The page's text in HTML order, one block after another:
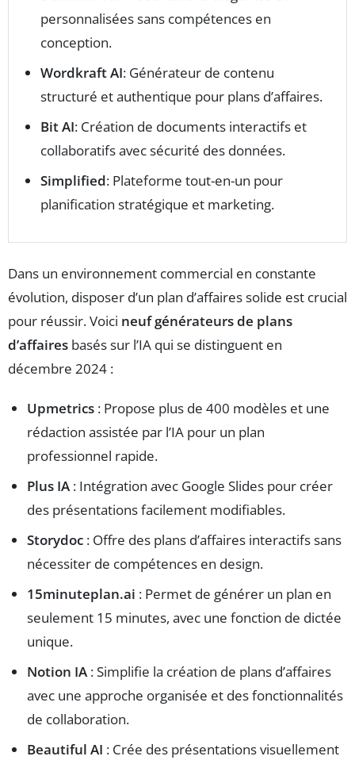
personnalisées sans compétences en
conception.
Wordkraft AI: Générateur de contenu
structuré et authentique pour plans d’affaires.
Bit AI: Création de documents interactifs et
collaboratifs avec sécurité des données.
Simplified: Plateforme tout-en-un pour
planification stratégique et marketing.
Dans un environnement commercial en constante
évolution, disposer d’un plan d’affaires solide est crucial
pour réussir. Voici neuf générateurs de plans
d’affaires basés sur l’IA qui se distinguent en
décembre 2024 :
Upmetrics : Propose plus de 400 modèles et une
rédaction assistée par l’IA pour un plan
professionnel rapide.
Plus IA : Intégration avec Google Slides pour créer
des présentations facilement modifiables.
Storydoc : Offre des plans d’affaires interactifs sans
nécessiter de compétences en design.
15minuteplan.ai : Permet de générer un plan en
seulement 15 minutes, avec une fonction de dictée
unique.
Notion IA : Simplifie la création de plans d’affaires
avec une approche organisée et des fonctionnalités
de collaboration.
Beautiful AI : Crée des présentations visuellement